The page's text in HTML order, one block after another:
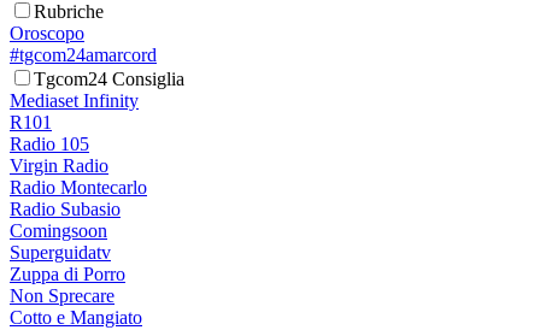
Rubriche
Oroscopo
#tgcom24amarcord
Tgcom24 Consiglia
Mediaset Infinity
R101
Radio 105
Virgin Radio
Radio Montecarlo
Radio Subasio
Comingsoon
Superguidatv
Zuppa di Porro
Non Sprecare
Cotto e Mangiato